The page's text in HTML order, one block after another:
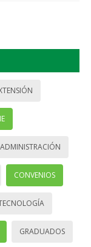
ADMINISTRACIÓN
CONVENIOS
GRADUADOS